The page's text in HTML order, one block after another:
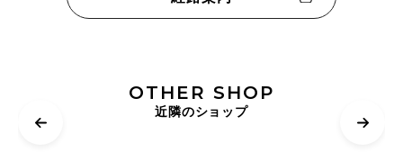
OTHER SHOP
近隣のショップ